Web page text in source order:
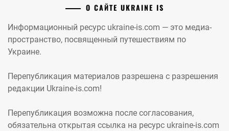
О САЙТЕ UKRAINE IS
Информационный ресурс ukraine-is.com — это медиа-
пространство, посвященный путешествиям по
Украине.
Перепубликация материалов разрешена с разрешения
редакции Ukraine-is.com!
Перепубликация возможна после согласования,
обязательна открытая ссылка на ресурс ukraine-is.com